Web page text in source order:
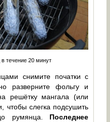
течение 20 минут
снимите початки с
разверните фольгу и
решётку мангала (или
чтобы слегка подсушить
румянца. Последнее